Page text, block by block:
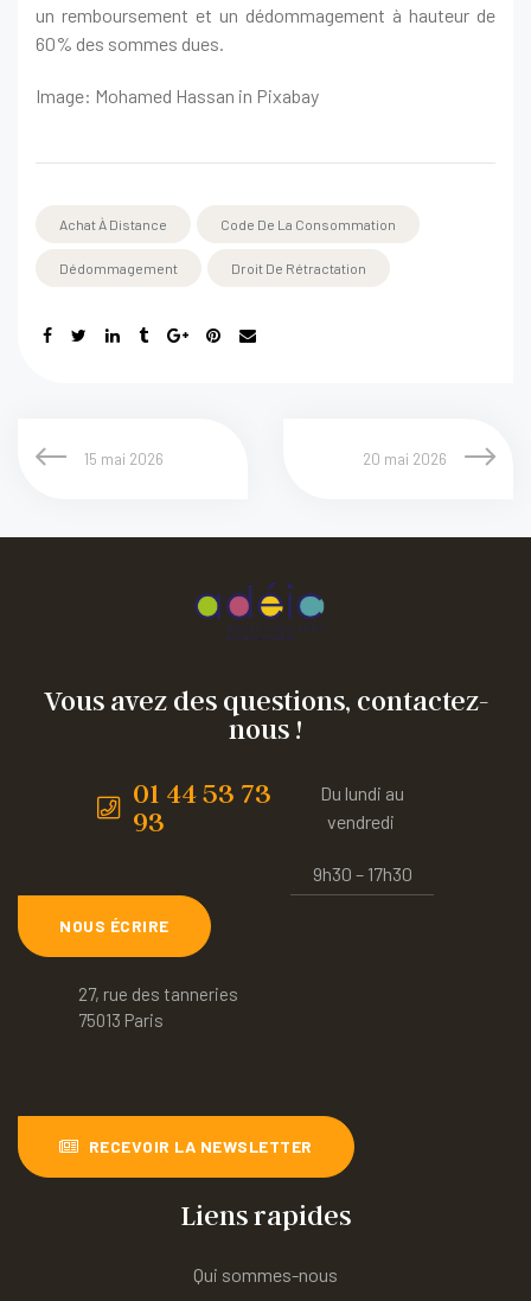
un remboursement et un dédommagement à hauteur de
60% des sommes dues.
Image: Mohamed Hassan in Pixabay
Achat À Distance Code De La Consommation
Dédommagement Droit De Rétractation
15 mai 2026 20 mai 2026
Vous avez des questions, contactez-
nous !
01 44 53 73
93
Du lundi au
vendredi
9h30 – 17h30
NOUS ÉCRIRE
27, rue des tanneries
75013 Paris
RECEVOIR LA NEWSLETTER
Liens rapides
Qui sommes-nous